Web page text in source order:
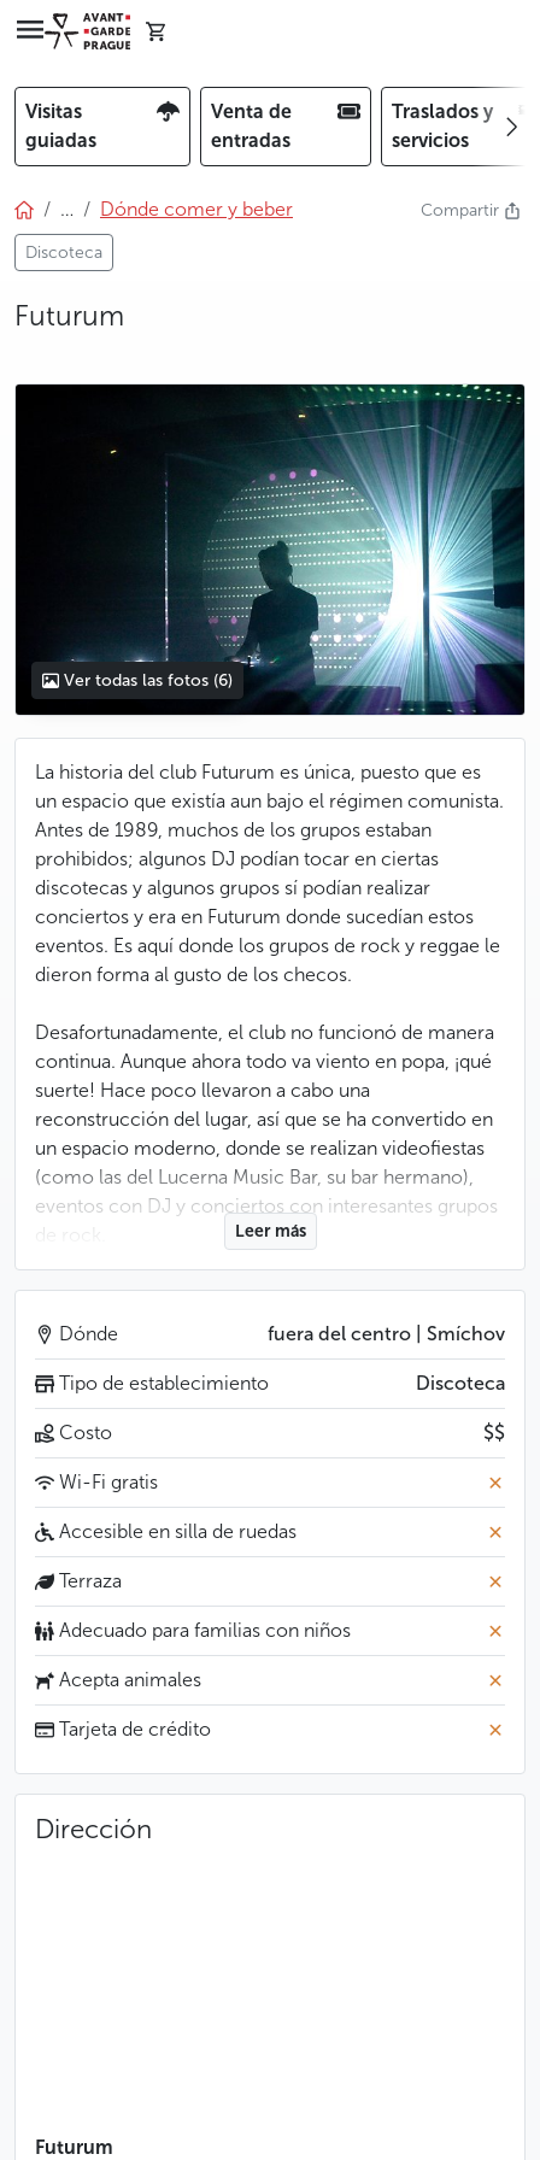
Visitas
guiadas
Venta de
entradas
Traslados y
servicios
… Dónde comer y beber
Discoteca
Compartir
Futurum
photo 5
photo 6
Ver todas las fotos (6)
La historia del club Futurum es única, puesto que es
un espacio que existía aun bajo el régimen comunista.
Antes de 1989, muchos de los grupos estaban
prohibidos; algunos DJ podían tocar en ciertas
discotecas y algunos grupos sí podían realizar
conciertos y era en Futurum donde sucedían estos
eventos. Es aquí donde los grupos de rock y reggae le
dieron forma al gusto de los checos.
Desafortunadamente, el club no funcionó de manera
continua. Aunque ahora todo va viento en popa, ¡qué
suerte! Hace poco llevaron a cabo una
reconstrucción del lugar, así que se ha convertido en
un espacio moderno, donde se realizan videofiestas
(como las del Lucerna Music Bar, su bar hermano),
eventos con DJ y conciertos con interesantes grupos
de rock.
Como el club no está en el centro de Praga, su
principal público son los checos. El objetivo del club
no es llenarse los bolsillos, sino ofrecer un buen
momento con una programación interesante, que
estimule los sentidos.
Leer más
Dónde fuera del centro | Smíchov
Tipo de establecimiento Discoteca
Costo $$
Wi-Fi gratis
Accesible en silla de ruedas
Terraza
Adecuado para familias con niños
Acepta animales
Tarjeta de crédito
Dirección
Futurum